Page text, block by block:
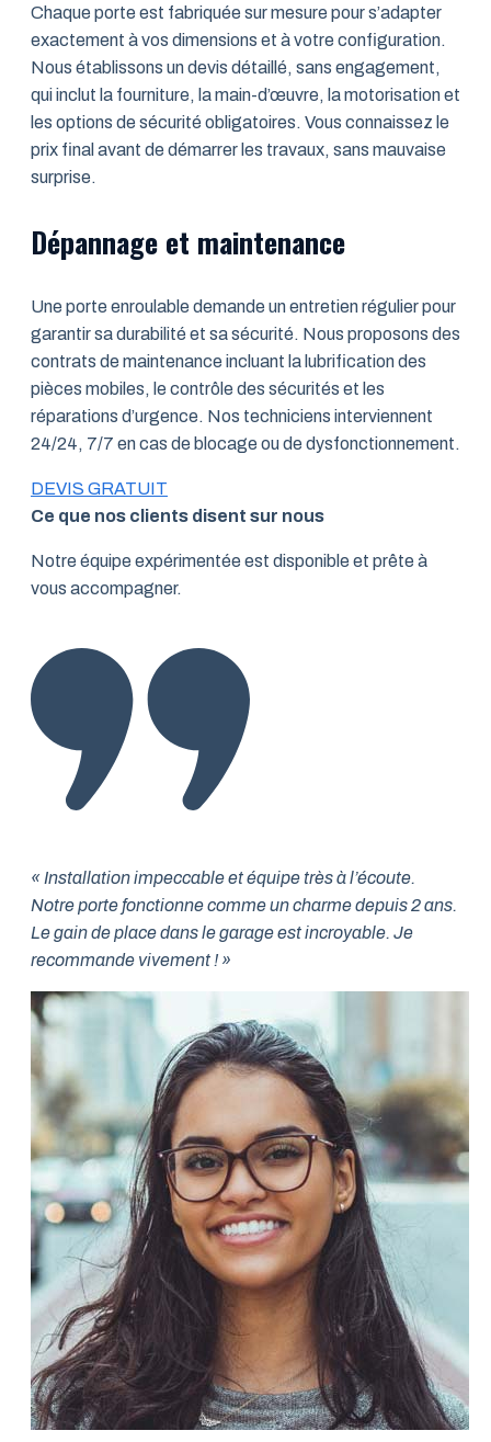
Chaque porte est fabriquée sur mesure pour s’adapter
exactement à vos dimensions et à votre configuration.
Nous établissons un devis détaillé, sans engagement,
qui inclut la fourniture, la main-d’œuvre, la motorisation et
les options de sécurité obligatoires. Vous connaissez le
prix final avant de démarrer les travaux, sans mauvaise
surprise.
Dépannage et maintenance
Une porte enroulable demande un entretien régulier pour
garantir sa durabilité et sa sécurité. Nous proposons des
contrats de maintenance incluant la lubrification des
pièces mobiles, le contrôle des sécurités et les
réparations d’urgence. Nos techniciens interviennent
24/24, 7/7 en cas de blocage ou de dysfonctionnement.
DEVIS GRATUIT
Ce que nos clients disent sur nous
Notre équipe expérimentée est disponible et prête à
vous accompagner.
« Installation impeccable et équipe très à l’écoute.
Notre porte fonctionne comme un charme depuis 2 ans.
Le gain de place dans le garage est incroyable. Je
recommande vivement ! »